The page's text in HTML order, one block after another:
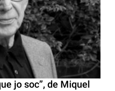
jo soc”, de Miquel